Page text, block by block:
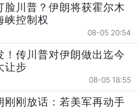
脸川普？伊朗将获霍尔木
峡控制权
08-05 20:54
！传川普对伊朗做出迄今
让步
08-05 18:55
刚刚放话：若美军再动手